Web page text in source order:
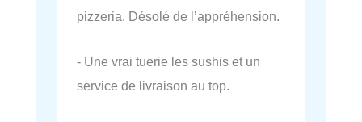
pizzeria. Désolé de l’appréhension.
- Une vrai tuerie les sushis et un
service de livraison au top.